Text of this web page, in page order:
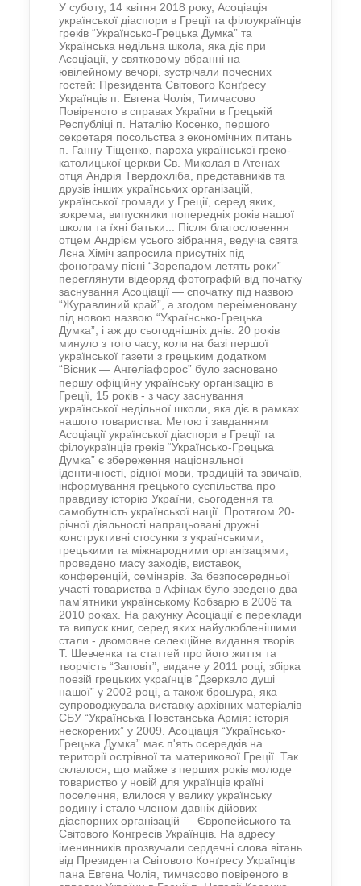
У суботу, 14 квітня 2018 року, Асоціація
української діаспори в Греції та філоукраїнців
греків “Українсько-Грецька Думка” та
Українська недільна школа, яка діє при
Асоціації, у святковому вбранні на
ювілейному вечорі, зустрічали почесних
гостей: Президента Світового Конґресу
Українців п. Евгена Чолія, Тимчасово
Повіреного в справах України в Грецькій
Республіці п. Наталію Косенко, першого
секретаря посольства з економічних питань
п. Ганну Тіщенко, пароха української греко-
католицької церкви Св. Миколая в Атенах
отця Андрія Твердохліба, представників та
друзів інших українських організацій,
української громади у Греції, серед яких,
зокрема, випускники попередніх років нашої
школи та їхні батьки... Після благословення
отцем Андрієм усього зібрання, ведуча свята
Лєна Хіміч запросила присутніх під
фонограму пісні “Зорепадом летять роки”
переглянути відеоряд фотографій від початку
заснування Асоціації — спочатку під назвою
“Журавлиний край”, а згодом переіменовану
під новою назвою “Українсько-Грецька
Думка”, і аж до сьогоднішніх днів. 20 років
минуло з того часу, коли на базі першої
української газети з грецьким додатком
“Вісник — Анґеліафорос” було засновано
першу офіційну українську організацію в
Греції, 15 років - з часу заснування
української недільної школи, яка діє в рамках
нашого товариства. Метою і завданням
Асоціації української діаспори в Греції та
філоукраїнців греків “Українсько-Грецька
Думка” є збереження національної
ідентичності, рідної мови, традицій та звичаїв,
інформування грецького суспільства про
правдиву історію України, сьогодення та
самобутність української нації. Протягом 20-
річної діяльності напрацьовані дружні
конструктивні стосунки з українськими,
грецькими та міжнародними організаціями,
проведено масу заходів, виставок,
конференцій, семінарів. За безпосередньої
участі товариства в Афінах було зведено два
пам'ятники українському Кобзарю в 2006 та
2010 роках. На рахунку Асоціації є переклади
та випуск книг, серед яких найулюбленішими
стали - двомовне селекційне видання творів
Т. Шевченка та статтей про його життя та
творчість “Заповіт”, видане у 2011 році, збірка
поезій грецьких українців “Дзеркало душі
нашої” у 2002 році, а також брошура, яка
супроводжувала виставку архівних матеріалів
СБУ “Українська Повстанська Армія: історія
нескорених” у 2009. Асоціація “Українсько-
Грецька Думка” має п'ять осередків на
території острівної та материкової Греції. Так
склалося, що майже з перших років молоде
товариство у новій для українців країні
поселення, влилося у велику українську
родину і стало членом давніх дійових
діаспорних організацій — Європейського та
Світового Конґресів Українців. На адресу
іменинників прозвучали сердечні слова вітань
від Президента Світового Конґресу Українців
пана Евгена Чолія, тимчасово повіреного в